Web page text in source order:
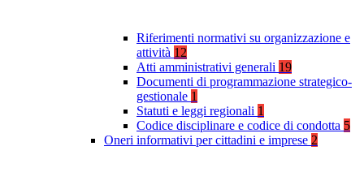
Riferimenti normativi su organizzazione e
attività 12
Atti amministrativi generali 19
Documenti di programmazione strategico-
gestionale 1
Statuti e leggi regionali 1
Codice disciplinare e codice di condotta 5
Oneri informativi per cittadini e imprese 2